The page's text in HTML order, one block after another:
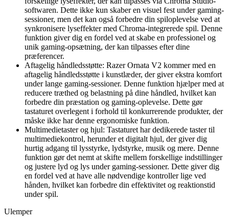
softwaren. Dette ikke kun skaber en visuel fest under gaming-
sessioner, men det kan også forbedre din spiloplevelse ved at
synkronisere lyseffekter med Chroma-integrerede spil. Denne
funktion giver dig en fordel ved at skabe en professionel og
unik gaming-opsætning, der kan tilpasses efter dine
præferencer.
Aftagelig håndledsstøtte: Razer Ornata V2 kommer med en
aftagelig håndledsstøtte i kunstlæder, der giver ekstra komfort
under lange gaming-sessioner. Denne funktion hjælper med at
reducere træthed og belastning på dine håndled, hvilket kan
forbedre din præstation og gaming-oplevelse. Dette gør
tastaturet overlegent i forhold til konkurrerende produkter, der
måske ikke har denne ergonomiske funktion.
Multimedietaster og hjul: Tastaturet har dedikerede taster til
multimediekontrol, herunder et digitalt hjul, der giver dig
hurtig adgang til lysstyrke, lydstyrke, musik og mere. Denne
funktion gør det nemt at skifte mellem forskellige indstillinger
og justere lyd og lys under gaming-sessioner. Dette giver dig
en fordel ved at have alle nødvendige kontroller lige ved
hånden, hvilket kan forbedre din effektivitet og reaktionstid
under spil.
Ulemper